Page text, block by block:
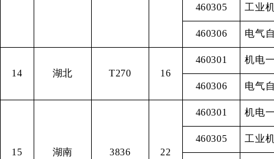
460305 工业
460306 电气
14 湖北 T270 16
460301 机电
460306 电气
15 湖南 3836 22
460301 机电
460305 工业